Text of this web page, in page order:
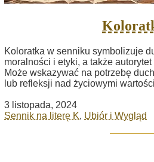
Koloratka w senniku symbolizuje
moralności i etyki, a także
Może wskazywać na potrzebę
lub refleksji nad życiowymi
3 listopada, 2024
Sennik na literę K, Ubiór i Wygląd